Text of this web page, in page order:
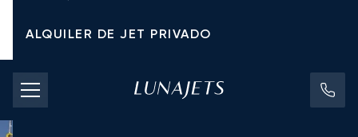
ALQUILER DE JET PRIVADO
TARIFAS DE CHÁRTER
JETS PRIVADOS